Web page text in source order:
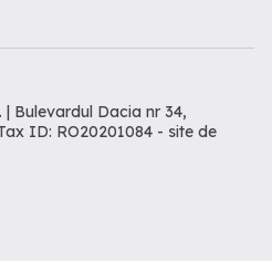
| Bulevardul Dacia nr 34,
ID: RO20201084 - site de